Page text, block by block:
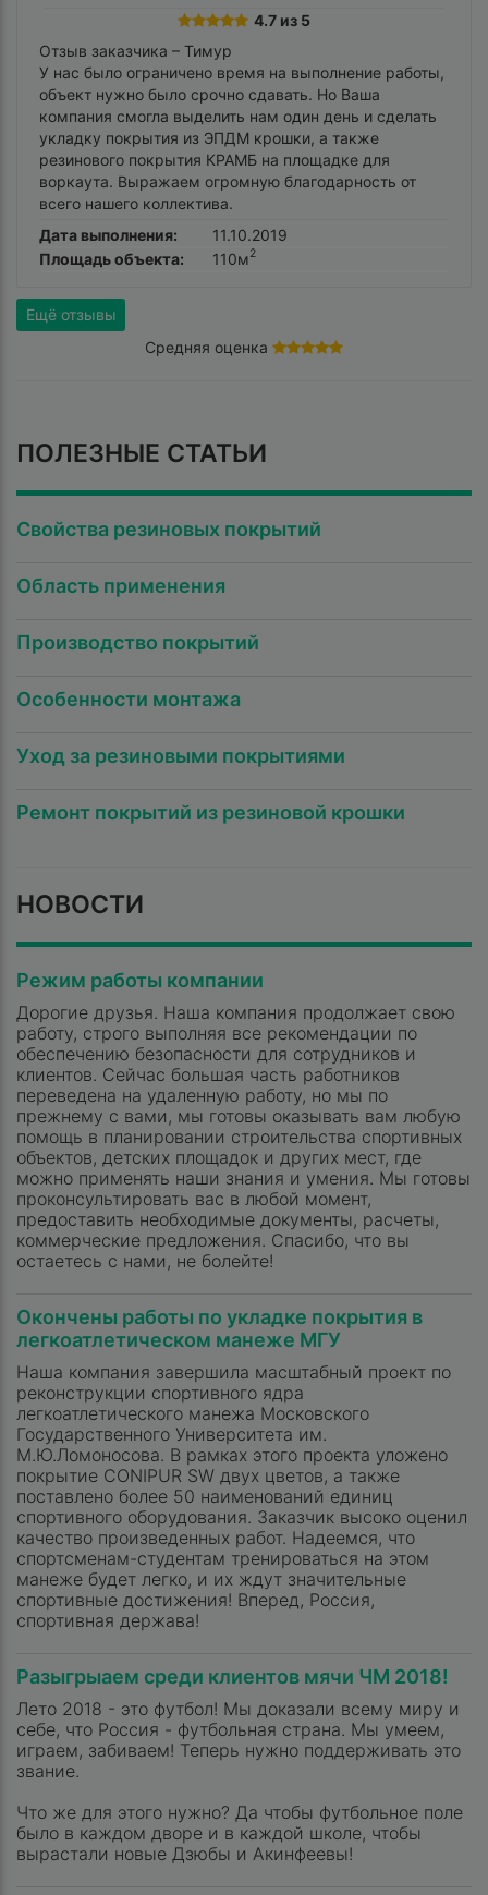
4.7 из 5
Отзыв заказчика – Тимур
У нас было ограничено время на выполнение работы,
объект нужно было срочно сдавать. Но Ваша
компания смогла выделить нам один день и сделать
укладку покрытия из ЭПДМ крошки, а также
резинового покрытия КРАМБ на площадке для
воркаута. Выражаем огромную благодарность от
всего нашего коллектива.
Дата выполнения:
11.10.2019
Площадь объекта:
110м2
Ещё отзывы
Средняя оценка
ПОЛЕЗНЫЕ СТАТЬИ
Свойства резиновых покрытий
Область применения
Производство покрытий
Особенности монтажа
Уход за резиновыми покрытиями
Ремонт покрытий из резиновой крошки
НОВОСТИ
Режим работы компании
Дорогие друзья. Наша компания продолжает свою
работу, строго выполняя все рекомендации по
обеспечению безопасности для сотрудников и
клиентов. Сейчас большая часть работников
переведена на удаленную работу, но мы по
прежнему с вами, мы готовы оказывать вам любую
помощь в планировании строительства спортивных
объектов, детских площадок и других мест, где
можно применять наши знания и умения. Мы готовы
проконсультировать вас в любой момент,
предоставить необходимые документы, расчеты,
коммерческие предложения. Спасибо, что вы
остаетесь с нами, не болейте!
Окончены работы по укладке покрытия в
легкоатлетическом манеже МГУ
Наша компания завершила масштабный проект по
реконструкции спортивного ядра
легкоатлетического манежа Московского
Государственного Университета им.
М.Ю.Ломоносова. В рамках этого проекта уложено
покрытие CONIPUR SW двух цветов, а также
поставлено более 50 наименований единиц
спортивного оборудования. Заказчик высоко оценил
качество произведенных работ. Надеемся, что
спортсменам-студентам тренироваться на этом
манеже будет легко, и их ждут значительные
спортивные достижения! Вперед, Россия,
спортивная держава!
Разыгрыаем среди клиентов мячи ЧМ 2018!
Лето 2018 - это футбол! Мы доказали всему миру и
себе, что Россия - футбольная страна. Мы умеем,
играем, забиваем! Теперь нужно поддерживать это
звание.
Что же для этого нужно? Да чтобы футбольное поле
было в каждом дворе и в каждой школе, чтобы
вырастали новые Дзюбы и Акинфеевы!